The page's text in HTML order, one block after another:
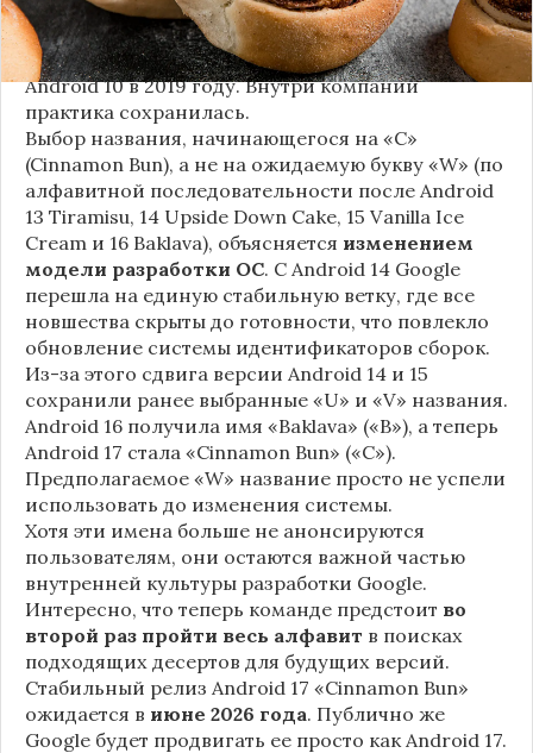
сладостей и десертов (Cupcake, Donut, KitKat и
т.д.), хотя компанияпрекратила публично
использовать эти именас момента выхода
Android 10 в 2019 году. Внутри компании
практика сохранилась.
Выбор названия, начинающегося на «C»
(Cinnamon Bun), а не на ожидаемую букву «W» (по
алфавитной последовательности после Android
13 Tiramisu, 14 Upside Down Cake, 15 Vanilla Ice
Cream и 16 Baklava), объясняется изменением
модели разработки ОС. С Android 14 Google
перешла на единую стабильную ветку, где все
новшества скрыты до готовности, что повлекло
обновление системы идентификаторов сборок.
Из-за этого сдвига версии Android 14 и 15
сохранили ранее выбранные «U» и «V» названия.
Android 16 получила имя «Baklava» («B»), а теперь
Android 17 стала «Cinnamon Bun» («C»).
Предполагаемое «W» название просто не успели
использовать до изменения системы.
Хотя эти имена больше не анонсируются
пользователям, они остаются важной частью
внутренней культуры разработки Google.
Интересно, что теперь команде предстоит во
второй раз пройти весь алфавит в поисках
подходящих десертов для будущих версий.
Стабильный релиз Android 17 «Cinnamon Bun»
ожидается в июне 2026 года. Публично же
Google будет продвигать ее просто как Android 17.